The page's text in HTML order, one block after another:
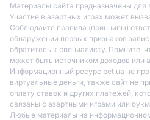
Материалы сайта предназначены для
Участие в азартных играх может
Соблюдайте правила (принципы)
обнаружении первых признаков
обратитесь к специалисту. Помните,
может быть источником доходов или
Информационный ресурс bet.ua не
виртуальные деньги, также сайт не
оплату ставок и других платежей,
связаны с азартными играми или
Любые материалы на